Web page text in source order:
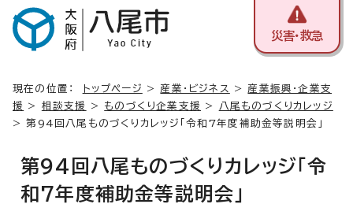
災害・救急
現在の位置： トップページ > 産業・ビジネス > 産業振興・企業支
援
> 相談支援 > ものづくり企業支援 >
八尾ものづくりカレッジ
> 第94回八尾ものづくりカレッジ「令和7年度補助金等説明会」
第94回八尾ものづくりカレッジ「令
和7年度補助金等説明会」